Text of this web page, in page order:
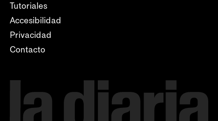
Tutoriales
Accesibilidad
Privacidad
Contacto